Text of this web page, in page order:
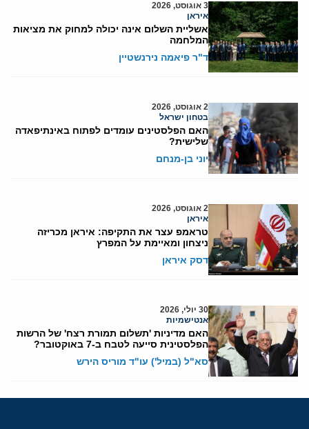
3 אוגוסט, 2026
איראן
אשליית השלום אינה יכולה למחוק את מציאות
המלחמה
ד"ר פיאמה נירנשטיין
2 אוגוסט, 2026
בטחון ישראל
האם הפלסטינים עומדים לפתוח באינתיפאדה
שלישית?
יוני בן-מנחם
2 אוגוסט, 2026
איראן
טראמפ עצר את התקיפה: איראן מכריזה
ניצחון ומאיימת על המפרץ
דסק איראן
30 יולי, 2026
אנטישמיות
האם מדיניות 'תשלום תמורת רצח' של הרשות
הפלסטינית סייעה לטבח ב-7 באוקטובר?
סא"ל (במיל') עו"ד מוריס הירש